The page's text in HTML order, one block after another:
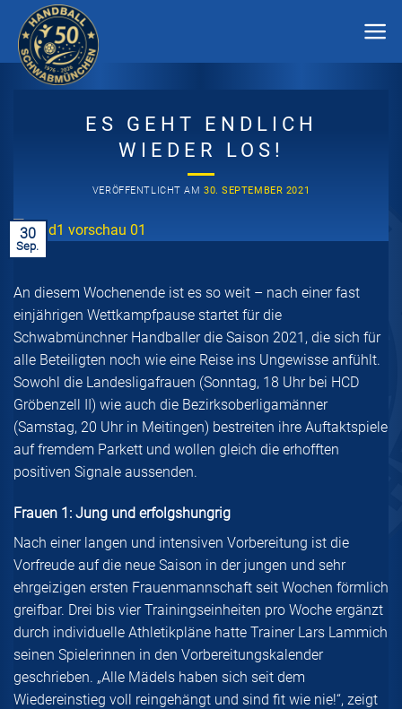
Inhalt
springen
ES GEHT ENDLICH
WIEDER LOS!
VERÖFFENTLICHT AM 30. SEPTEMBER 2021
30
Sep.
An diesem Wochenende ist es so weit – nach einer fast
einjährigen Wettkampfpause startet für die
Schwabmünchner Handballer die Saison 2021, die sich für
alle Beteiligten noch wie eine Reise ins Ungewisse anfühlt.
Sowohl die Landesligafrauen (Sonntag, 18 Uhr bei HCD
Gröbenzell II) wie auch die Bezirksoberligamänner
(Samstag, 20 Uhr in Meitingen) bestreiten ihre Auftaktspiele
auf fremdem Parkett und wollen gleich die erhofften
positiven Signale aussenden.
Frauen 1: Jung und erfolgshungrig
Nach einer langen und intensiven Vorbereitung ist die
Vorfreude auf die neue Saison in der jungen und sehr
ehrgeizigen ersten Frauenmannschaft seit Wochen förmlich
greifbar. Drei bis vier Trainingseinheiten pro Woche ergänzt
durch individuelle Athletikpläne hatte Trainer Lars Lammich
seinen Spielerinnen in den Vorbereitungskalender
geschrieben. „Alle Mädels haben sich seit dem
Wiedereinstieg voll reingehängt und sind fit wie nie!“, zeigt